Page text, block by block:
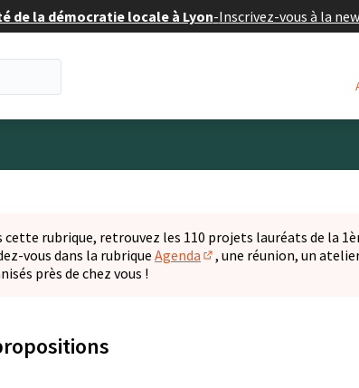
de la démocratie locale à Lyon-Inscrivez-vous à la
cette rubrique, retrouvez les 110 projets lauréats de la
vous dans la rubriqueAgenda
(S'ouvre dans un nouvel
, une réunion, un
près de chez vous !